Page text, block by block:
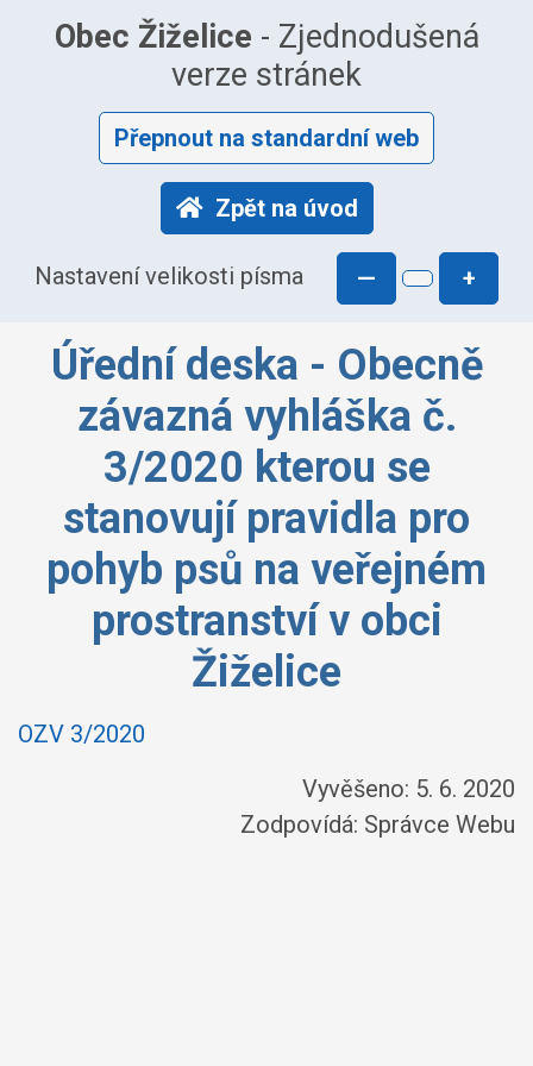
Obec Žiželice - Zjednodušená
verze stránek
Přepnout na standardní web
Zpět na úvod
Nastavení velikosti písma — +
Úřední deska - Obecně
závazná vyhláška č.
3/2020 kterou se
stanovují pravidla pro
pohyb psů na veřejném
prostranství v obci
Žiželice
OZV 3/2020
Vyvěšeno: 5. 6. 2020
Zodpovídá: Správce Webu